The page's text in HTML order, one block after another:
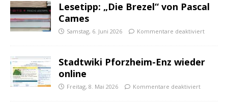
Lesetipp: „Die Brezel“ von Pascal
Cames
Samstag, 6. Juni 2026 Kommentare deaktiviert
Stadtwiki Pforzheim-Enz wieder
online
Freitag, 8. Mai 2026 Kommentare deaktiviert